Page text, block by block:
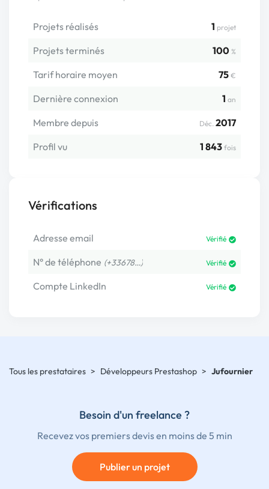
Projets réalisés 1 projet
Projets terminés 100 %
Tarif horaire moyen 75 €
Dernière connexion 1 an
Membre depuis Déc. 2017
Profil vu
1 843 fois
Vérifications
Adresse email Vérifié
N° de téléphone (+33678…) Vérifié
Compte LinkedIn Vérifié
Tous les prestataires > Développeurs Prestashop > Jufournier
Besoin d'un freelance ?
Recevez vos premiers devis en moins de 5 min
Publier un projet